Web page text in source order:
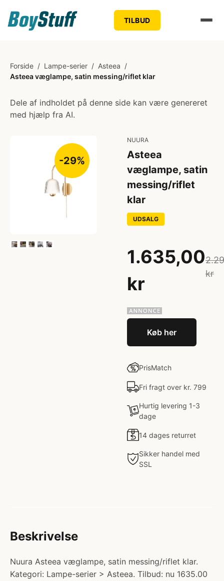
TILBUD
Forside / Lampe-serier / Asteea /
Asteea væglampe, satin messing/riflet klar
Dele af indholdet på denne side kan være genereret
med hjælp fra AI.
-29%
NUURA
Asteea
væglampe, satin
messing/riflet
klar
UDSALG
1.635,00
kr
kr
Køb her
PrisMatch
Fri fragt over kr. 799
Hurtig levering 1-3
dage
14 dages returret
Sikker handel med
SSL
Beskrivelse
Nuura Asteea væglampe, satin messing/riflet klar.
Kategori: Lampe-serier > Asteea. Tilbud: nu 1635.00